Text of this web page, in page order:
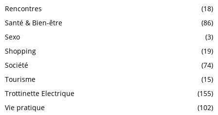
Rencontres
(18)
Santé & Bien-être
(86)
Sexo
(3)
Shopping
(19)
Société
(74)
Tourisme
(15)
Trottinette Electrique
(155)
Vie pratique
(102)